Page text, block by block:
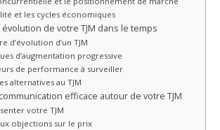
et les cycles économiques
de votre TJM dans le temps
d’évolution d’un TJM
d’augmentation progressive
de performance à surveiller
alternatives au TJM
efficace autour de votre TJM
votre TJM
objections sur le prix